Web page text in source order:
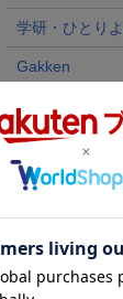
学研・ひとり
Gakken
全集・双書
55p